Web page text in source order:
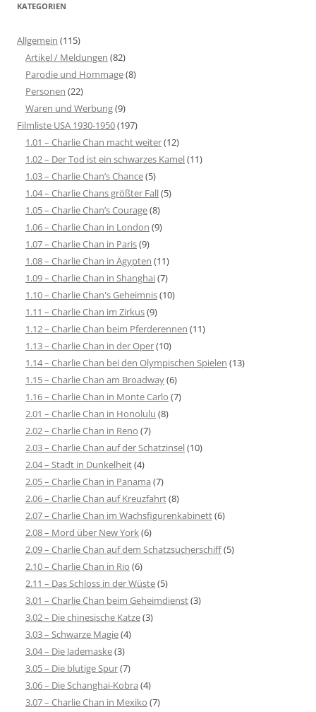
KATEGORIEN
Allgemein (115)
Artikel / Meldungen (82)
Parodie und Hommage(8)
Personen (22)
Waren und Werbung(9)
Filmliste USA 1930-1950(197)
1.01 – Charlie Chan macht weiter(12)
1.02 – Der Tod ist ein schwarzes Kamel(11)
1.03 – Charlie Chan’s Chance(5)
1.04 – Charlie Chans größter Fall(5)
1.05 – Charlie Chan’s Courage(8)
1.06 – Charlie Chan in London (9)
1.07 – Charlie Chan in Paris(9)
1.08 – Charlie Chan in Ägypten (11)
1.09 – Charlie Chan in Shanghai(7)
1.10 – Charlie Chan's Geheimnis(10)
1.11 – Charlie Chan im Zirkus(9)
1.12 – Charlie Chan beim Pferderennen (11)
1.13 – Charlie Chan in der Oper(10)
1.14 – Charlie Chan bei den Olympischen Spielen (13)
1.15 – Charlie Chan am Broadway(6)
1.16 – Charlie Chan in Monte Carlo (7)
2.01 – Charlie Chan in Honolulu (8)
2.02 – Charlie Chan in Reno (7)
2.03 – Charlie Chan auf der Schatzinsel(10)
2.04 – Stadt in Dunkelheit(4)
2.05 – Charlie Chan in Panama (7)
2.06 – Charlie Chan auf Kreuzfahrt(8)
2.07 – Charlie Chan im Wachsfigurenkabinett(6)
2.08 – Mord über New York(6)
2.09 – Charlie Chan auf dem Schatzsucherschiff(5)
2.10 – Charlie Chan in Rio (6)
2.11 – Das Schloss in der Wüste(5)
3.01 – Charlie Chan beim Geheimdienst(3)
3.02 – Die chinesische Katze(3)
3.03 – Schwarze Magie(4)
3.04 – Die Jademaske(3)
3.05 – Die blutige Spur(7)
3.06 – Die Schanghai-Kobra (4)
3.07 – Charlie Chan in Mexiko (7)